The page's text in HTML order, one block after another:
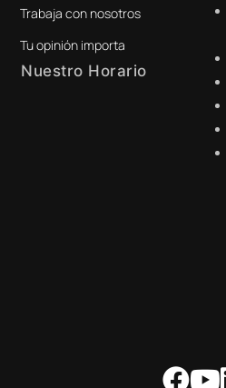
digital@zamtsu.com
Trabaja con nosotros
Tu opinión importa
Nuestro Horario